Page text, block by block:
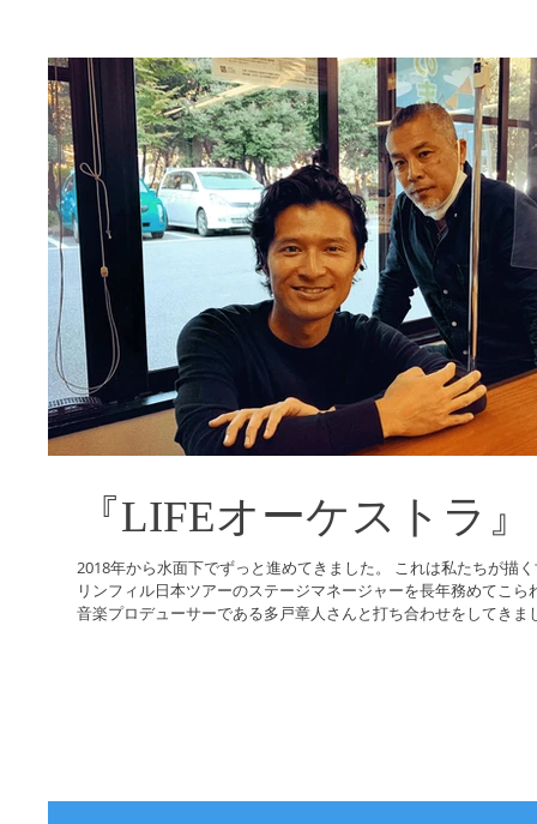
『LIFEオーケストラ』
2018年から水面下でずっと進めてきました。 これは私たちが描
リンフィル日本ツアーのステージマネージャーを長年務めてこ
音楽プロデューサーである多戸章人さんと打ち合わせをしてきま